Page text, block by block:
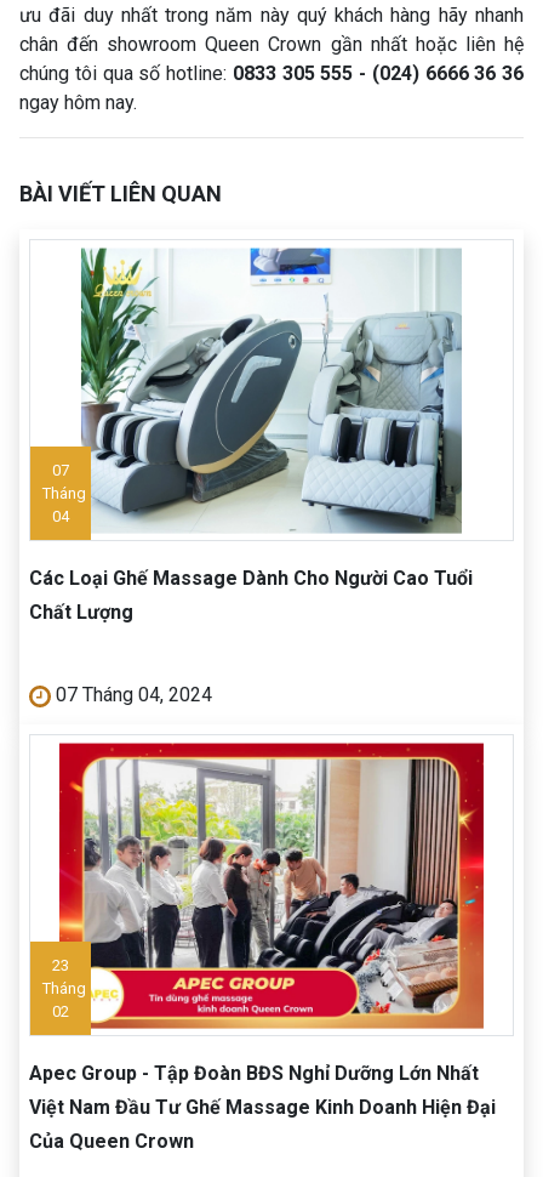
ưu đãi duy nhất trong năm này quý khách hàng hãy nhanh
chân đến showroom Queen Crown gần nhất hoặc liên hệ
chúng tôi qua số hotline: 0833 305 555 - (024) 6666 36 36
ngay hôm nay.
BÀI VIẾT LIÊN QUAN
07
Tháng
04
Các Loại Ghế Massage Dành Cho Người Cao Tuổi
Chất Lượng
07 Tháng 04, 2024
23
Tháng
02
Apec Group - Tập Đoàn BĐS Nghỉ Dưỡng Lớn Nhất
Việt Nam Đầu Tư Ghế Massage Kinh Doanh Hiện Đại
Của Queen Crown